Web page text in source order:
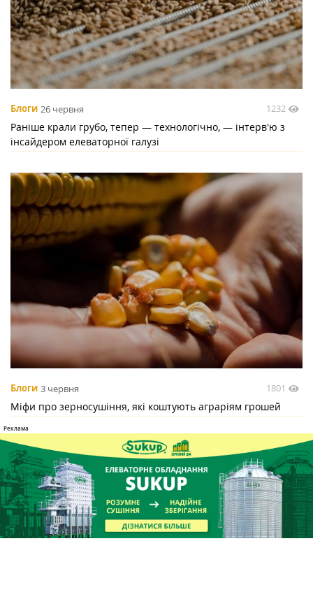
Блоги 26 червня 1232
Раніше крали грубо, тепер — технологічно, — інтерв'ю з
інсайдером елеваторної галузі
Блоги 3 червня 1801
Міфи про зерносушіння, які коштують аграріям грошей